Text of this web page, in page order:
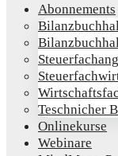
Abon­ne­ments
Teschni­cher
Online­kur­se
Web­i­na­re